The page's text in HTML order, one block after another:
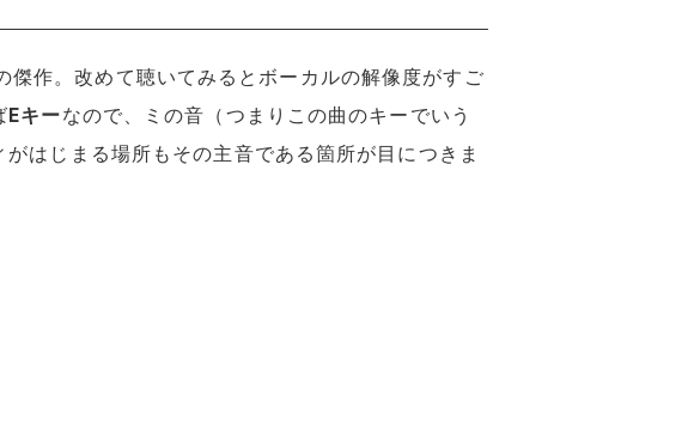
作。改めて聴いてみるとボーカルの解像度がすご
Eキーなので、ミの音（つまりこの曲のキーでいう
はじまる場所もその主音である箇所が目につきま